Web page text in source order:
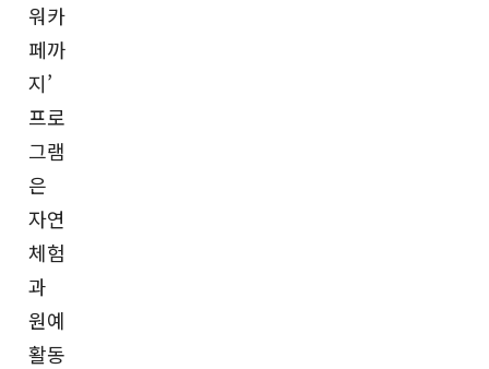
워카
페까
지’
프로
그램
은
자연
체험
과
원예
활동